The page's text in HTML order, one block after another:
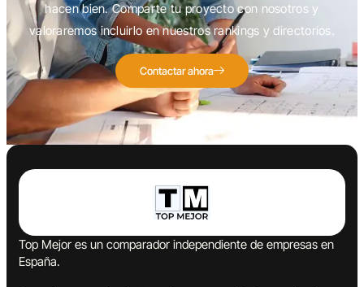
hacen bien. Comparte tu proyecto con nosotros y
valoraremos incluirlo en nuestros rankings y directorios.
Contactar ahora
Top Mejor es un comparador independiente de empresas en
España.